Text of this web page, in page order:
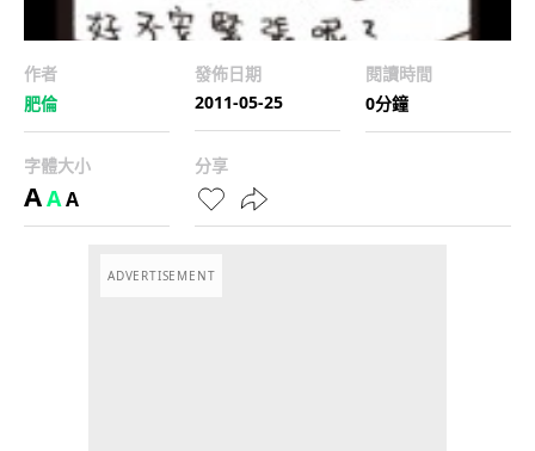
作者
肥倫
發佈日期
2011-05-25
閱讀時間
0分鐘
字體大小
AAA
分享
ADVERTISEMENT